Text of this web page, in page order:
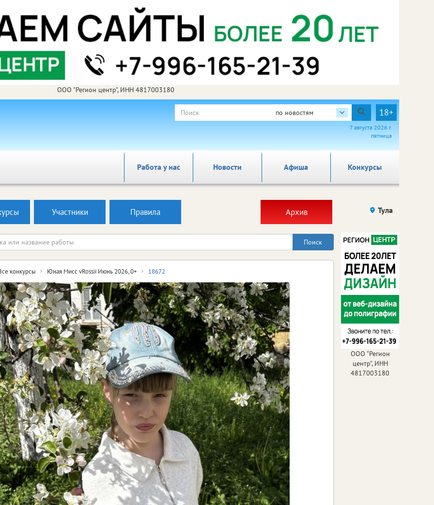
ООО "Регион центр", ИНН 4817003180
по новостям 18+
7 августа 2026 г.
пятница
Работа у нас Новости Афиша Конкурсы
Участники Правила Архив Тула
конкурсы Юная Мисс vRossii Июнь 2026, 0+ 18672
ООО "Регион
центр", ИНН
4817003180